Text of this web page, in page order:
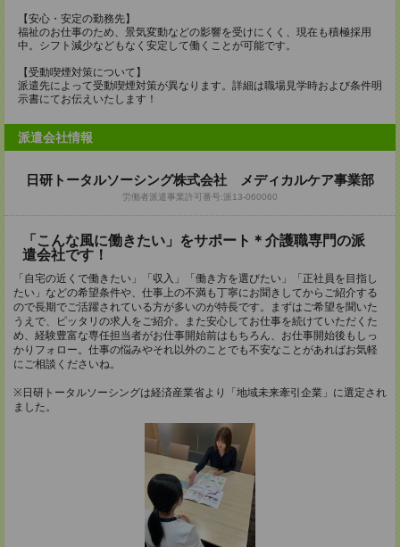
【安心・安定の勤務先】
福祉のお仕事のため、景気変動などの影響を受けにくく、現在も積極採用
中。シフト減少などもなく安定して働くことが可能です。
【受動喫煙対策について】
派遣先によって受動喫煙対策が異なります。詳細は職場見学時および条件明
示書にてお伝えいたします！
派遣会社情報
日研トータルソーシング株式会社 メディカルケア事業部
労働者派遣事業許可番号:派13-060060
「こんな風に働きたい」をサポート＊介護職専門の派
遣会社です！
「自宅の近くで働きたい」「収入」「働き方を選びたい」「正社員を目指し
たい」などの希望条件や、仕事上の不満も丁寧にお聞きしてからご紹介する
ので長期でご活躍されている方が多いのが特長です。まずはご希望を聞いた
うえで、ピッタリの求人をご紹介。また安心してお仕事を続けていただくた
め、経験豊富な専任担当者がお仕事開始前はもちろん、お仕事開始後もしっ
かりフォロー。仕事の悩みやそれ以外のことでも不安なことがあればお気軽
にご相談くださいね。
※日研トータルソーシングは経済産業省より「地域未来牽引企業」に選定され
ました。